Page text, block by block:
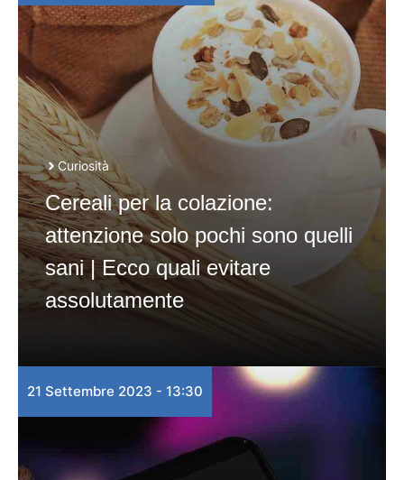
Curiosità
Cereali per la colazione:
attenzione solo pochi sono quelli
sani | Ecco quali evitare
assolutamente
21 Settembre 2023 - 13:30